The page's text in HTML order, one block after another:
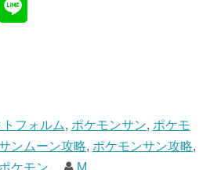
フォルム, ポケモンサン, ポケモ
ンムーン攻略, ポケモンサン攻略,
ケモン M